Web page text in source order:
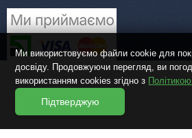
Ми використовуємо файли cookie для
досвіду. Продовжуючи перегляд, ви
використанням cookies згідно з
Підтверджую